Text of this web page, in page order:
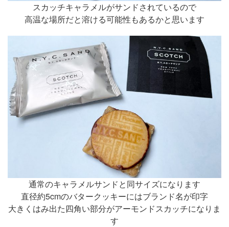
スカッチキャラメルがサンドされているので
高温な場所だと溶ける可能性もあるかと思います
通常のキャラメルサンドと同サイズになります
直径約5cmのバタークッキーにはブランド名が印字
大きくはみ出た四角い部分がアーモンドスカッチになりま
す